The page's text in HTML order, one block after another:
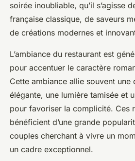
soirée inoubliable, qu’il s’agisse
française classique, de saveurs
de créations modernes et
L’ambiance du restaurant est
pour accentuer le caractère
Cette ambiance allie souvent une
élégante, une lumière tamisée et
pour favoriser la complicité. Ces
bénéficient d’une grande
couples cherchant à vivre un
un cadre exceptionnel.